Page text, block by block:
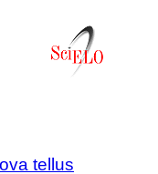
tellus